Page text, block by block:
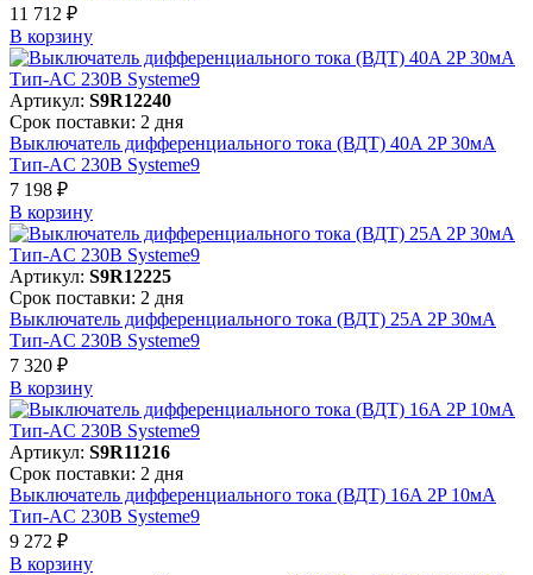
11 712 ₽
В корзинy
Артикул: S9R12240
Срок поставки: 2 дня
Выключатель дифференциального тока (ВДТ) 40A 2P 30мА
Тип-AC 230В Systeme9
7 198 ₽
В корзинy
Артикул: S9R12225
Срок поставки: 2 дня
Выключатель дифференциального тока (ВДТ) 25A 2P 30мА
Тип-AC 230В Systeme9
7 320 ₽
В корзинy
Артикул: S9R11216
Срок поставки: 2 дня
Выключатель дифференциального тока (ВДТ) 16A 2P 10мА
Тип-AC 230В Systeme9
9 272 ₽
В корзинy